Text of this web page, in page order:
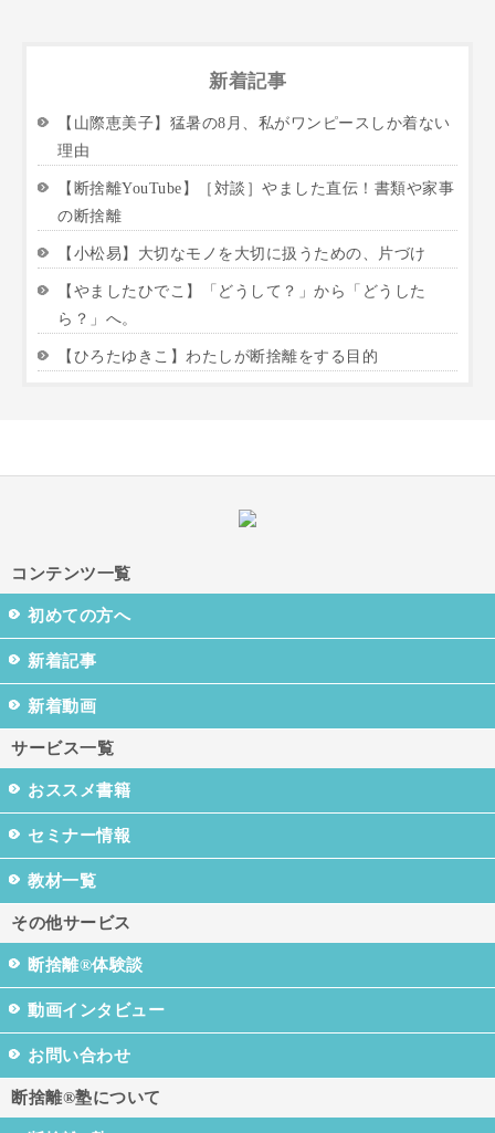
新着記事
【山際恵美子】猛暑の8月、私がワンピースしか着ない
理由
【断捨離YouTube】［対談］やました直伝！書類や家事
の断捨離
【小松易】大切なモノを大切に扱うための、片づけ
【やましたひでこ】「どうして？」から「どうした
ら？」へ。
【ひろたゆきこ】わたしが断捨離をする目的
コンテンツ一覧
初めての方へ
新着記事
新着動画
サービス一覧
おススメ書籍
セミナー情報
教材一覧
その他サービス
断捨離®体験談
動画インタビュー
お問い合わせ
断捨離®塾について